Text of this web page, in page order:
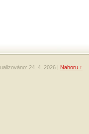
24. 4. 2026 | Nahoru ↑